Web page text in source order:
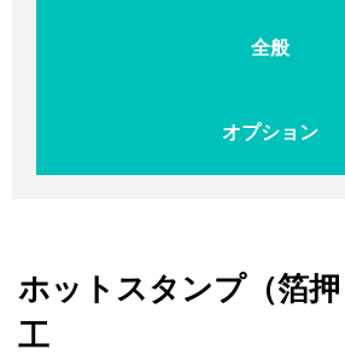
全般
オプション
ホットスタンプ（箔
工